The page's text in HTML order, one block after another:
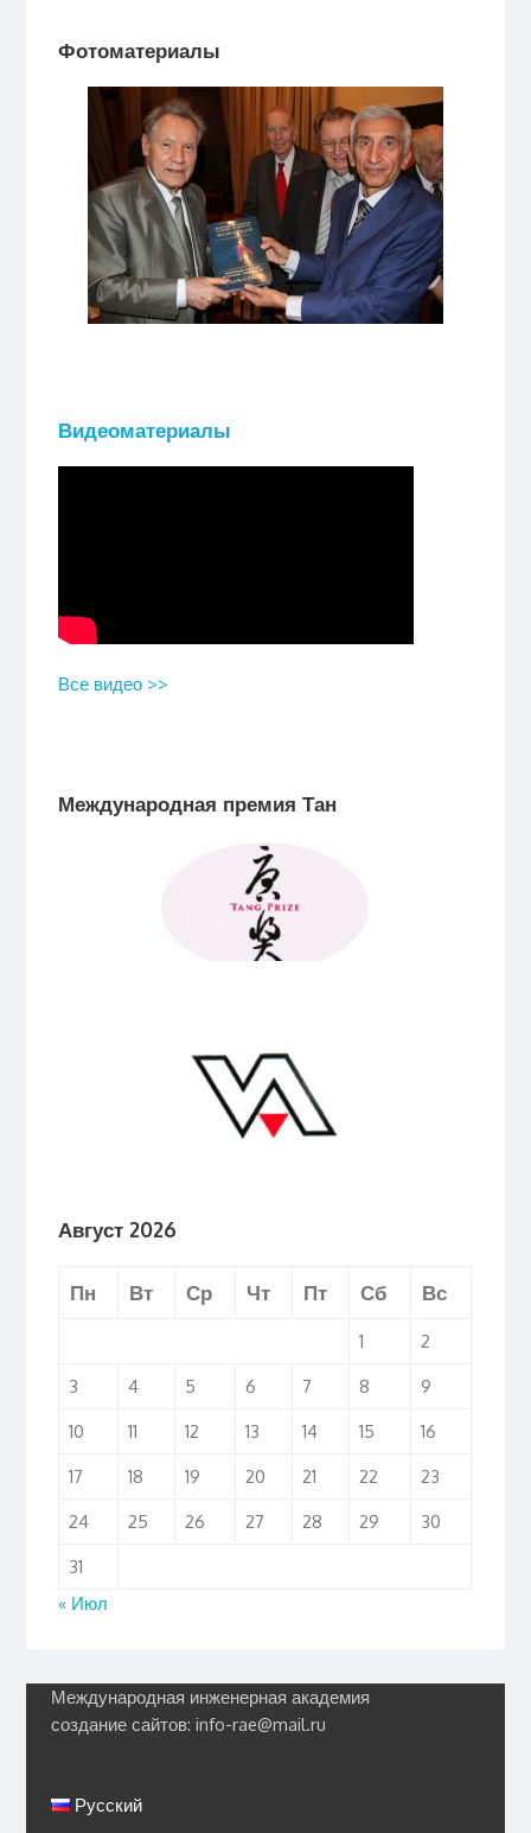
Фотоматериалы
Видеоматериалы
Все видео >>
Международная премия Тан
Август 2026
Пн Вт Ср Чт Пт Сб Вс
1
2
3
4 5 6 7 8
9
10
11 12 13 14 15
16
17
18 19 20 21 22
23
24
25 26 27 28 29
30
31
« Июл
Международная инженерная академия
создание сайтов: info-rae@mail.ru
Русский